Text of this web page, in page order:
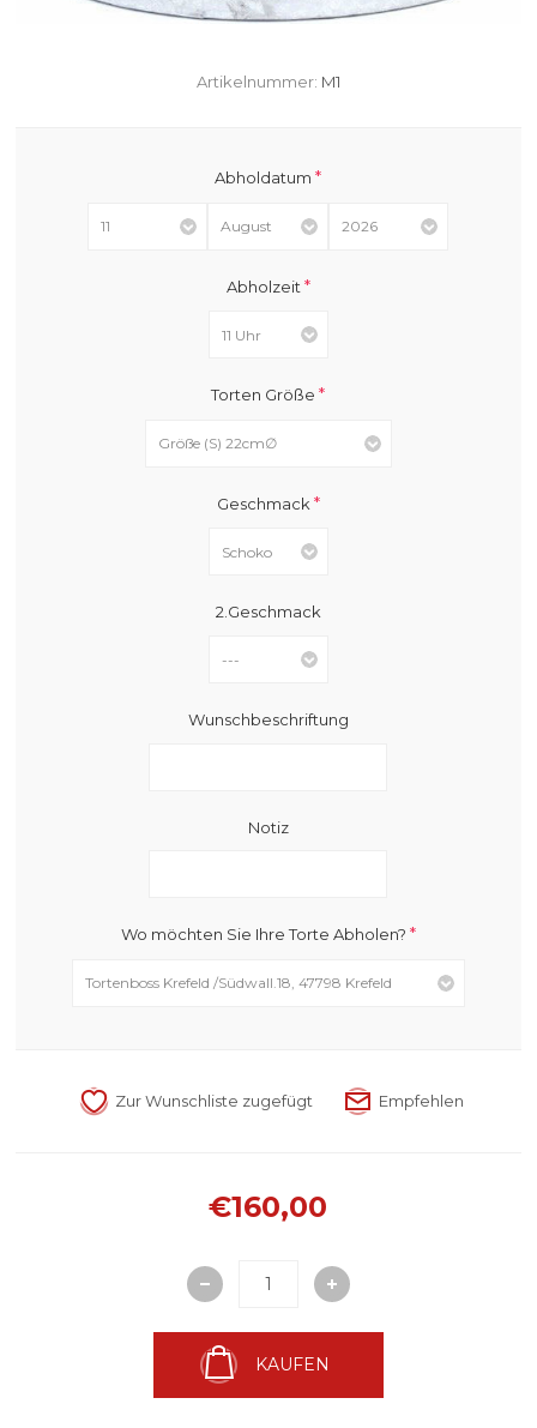
Artikelnummer: M1
Abholdatum*
Abholzeit *
Torten Größe*
Geschmack *
2.Geschmack
Wunschbeschriftung
Notiz
Wo möchten Sie Ihre Torte Abholen? *
€160,00
KAUFEN